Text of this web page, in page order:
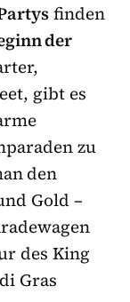
finden
der
gibt es
zu
den
Gold –
des King
Gras